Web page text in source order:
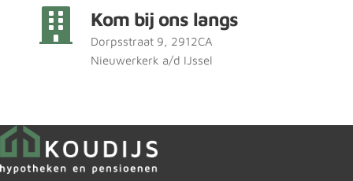
Aanvragen
Kom bij ons langs
Dorpsstraat 9, 2912CA
Nieuwerkerk a/d IJssel